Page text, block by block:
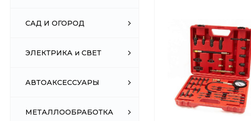
САД И ОГОРОД
ЭЛЕКТРИКА и СВЕТ
АВТОАКСЕССУАРЫ
МЕТАЛЛООБРАБОТКА